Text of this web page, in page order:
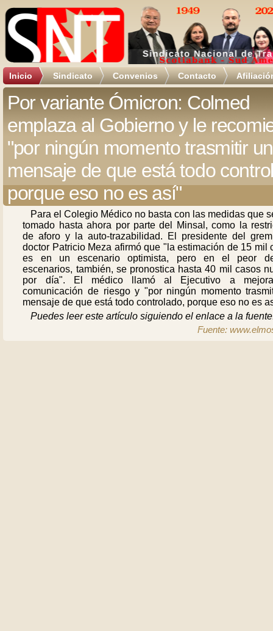
Inicio Sindicato Convenios Contacto
Por variante Ómicron: Colmed
emplaza al Gobierno y le
"por ningún momento trasmitir un
mensaje de que está todo
porque eso no es así"
Para el Colegio Médico no basta con las medidas que
tomado hasta ahora por parte del Minsal, como la
de aforo y la auto-trazabilidad. El presidente del
doctor Patricio Meza afirmó que "la estimación de 15 mil
es en un escenario optimista, pero en el peor
escenarios, también, se pronostica hasta 40 mil casos
por día". El médico llamó al Ejecutivo a
comunicación de riesgo y "por ningún momento
mensaje de que está todo controlado, porque eso no es
Puedes leer este artículo siguiendo el enlace a la
Fuente: